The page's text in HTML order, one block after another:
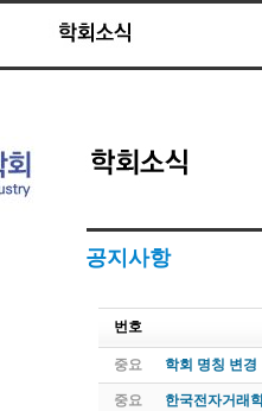
공지사항
번호
중요 학회 명칭 변
중요 한국전자거래